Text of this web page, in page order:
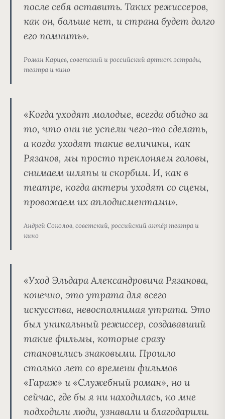
после себя оставить. Таких режиссеров,
как он, больше нет, и страна будет долго
его помнить».
Роман Карцев, советский и российский артист эстрады,
театра и кино
«Когда уходят молодые, всегда обидно за
то, что они не успели чего-то сделать,
а когда уходят такие величины, как
Рязанов, мы просто преклоняем головы,
снимаем шляпы и скорбим. И, как в
театре, когда актеры уходят со сцены,
провожаем их аплодисментами».
Андрей Соколов, советский, российский актёр театра и
кино
«Уход Эльдара Александровича Рязанова,
конечно, это утрата для всего
искусства, невосполнимая утрата. Это
был уникальный режиссер, создававший
такие фильмы, которые сразу
становились знаковыми. Прошло
столько лет со времени фильмов
«Гараж» и «Служебный роман», но и
сейчас, где бы я ни находилась, ко мне
подходили люди, узнавали и благодарили.